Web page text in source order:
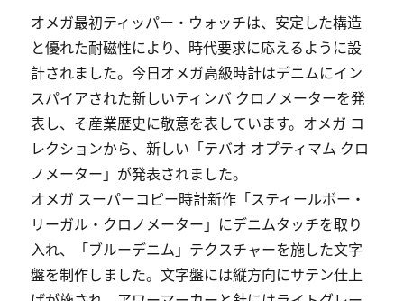
オメガ最初ティッパー・ウォッチは、安定した構造
と優れた耐磁性により、時代要求に応えるように設
計されました。今日オメガ高級時計はデニムにイン
スパイアされた新しいティンバ クロノメーターを発
表し、そ産業歴史に敬意を表しています。オメガ コ
レクションから、新しい「テバオ オプティマム クロ
ノメーター」が発表されました。
オメガ スーパーコピー時計新作「スティールボー・
リーガル・クロノメーター」にデニムタッチを取り
入れ、「ブルーデニム」テクスチャーを施した文字
盤を制作しました。文字盤には縦方向にサテン仕上